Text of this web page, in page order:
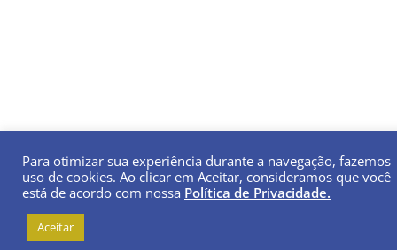
Para otimizar sua experiência durante a navegação, fazemos
uso de cookies. Ao clicar em Aceitar, consideramos que você
está de acordo com nossa Política de Privacidade.
Aceitar